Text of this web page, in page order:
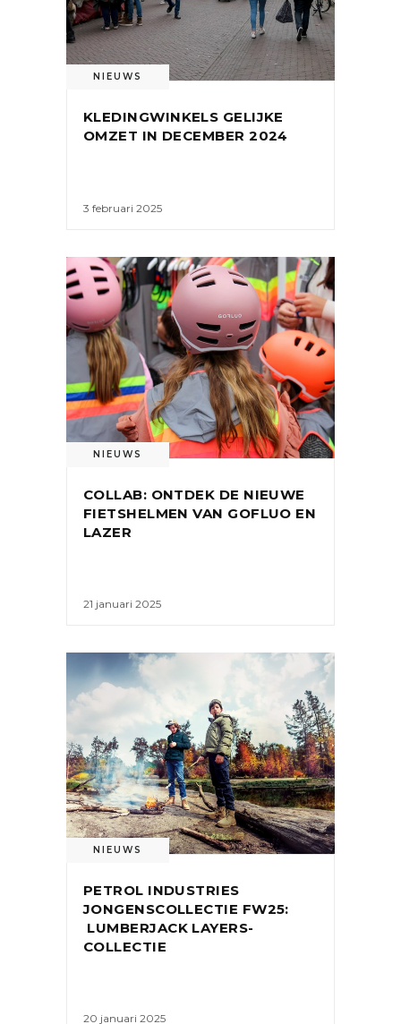
NIEUWS
KLEDINGWINKELS GELIJKE
OMZET IN DECEMBER 2024
3 februari 2025
NIEUWS
COLLAB: ONTDEK DE NIEUWE
FIETSHELMEN VAN GOFLUO EN
LAZER
21 januari 2025
NIEUWS
PETROL INDUSTRIES
JONGENSCOLLECTIE FW25:
LUMBERJACK LAYERS-
COLLECTIE
20 januari 2025